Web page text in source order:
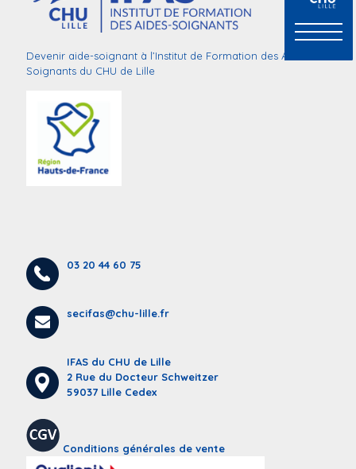
Devenir aide-soignant à l’Institut de Formation des Aides-
Soignants du CHU de Lille
03 20 44 60 75
secifas@chu-lille.fr
IFAS du CHU de Lille
2 Rue du Docteur Schweitzer
59037 Lille Cedex
Conditions générales de vente